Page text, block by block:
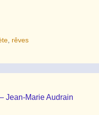
rêves
Jean-Marie Audrain